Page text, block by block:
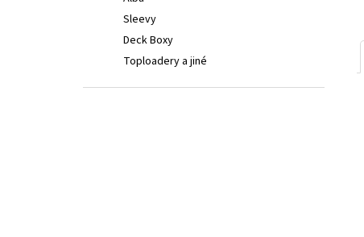
Sleevy
Deck Boxy
Toploadery a jiné